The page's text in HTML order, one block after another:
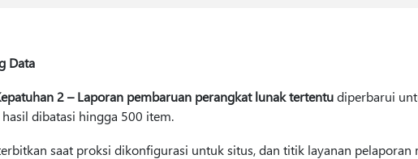
Data
2 – Laporan pembaruan perangkat lunak tertentudiperbarui
dibatasi hingga 500 item.
saat proksi dikonfigurasi untuk situs, dan titik layanan pelaporan